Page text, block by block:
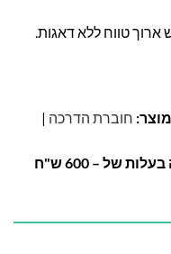
טווח ללא דאגות.
חוברת הדרכה |
של – 600 ש"ח